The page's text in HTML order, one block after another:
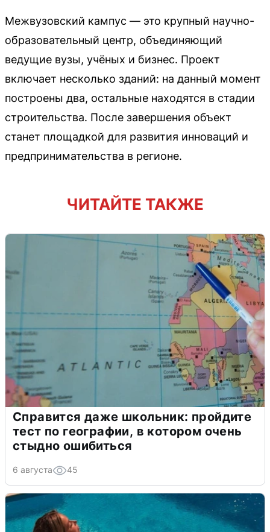
Межвузовский кампус — это крупный научно-
образовательный центр, объединяющий
ведущие вузы, учёных и бизнес. Проект
включает несколько зданий: на данный момент
построены два, остальные находятся в стадии
строительства. После завершения объект
станет площадкой для развития инноваций и
предпринимательства в регионе.
ЧИТАЙТЕ ТАКЖЕ
Справится даже школьник: пройдите
тест по географии, в котором очень
стыдно ошибиться
6 августа 45